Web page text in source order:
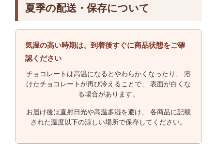
夏季の配送・保存について
気温の高い時期は、到着後すぐに商品状態をご確
認ください
チョコレートは高温になるとやわらかくなったり、 溶
けたチョコレートが再び冷えることで、 表面が白くな
る場合があります。
お届け後は直射日光や高温多湿を避け、 各商品に記載
された温度以下の涼しい場所で保存してください。